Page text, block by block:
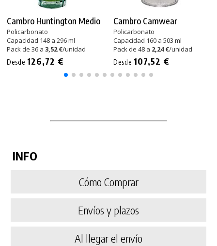
Cambro Huntington Medio
Policarbonato
Capacidad 148 a 296 ml
Pack de 36 a 3,52 €/unidad
Desde 126,72 €
Cambro Camwear
Policarbonato
Capacidad 160 a 503 ml
Pack de 48 a 2,24 €/unidad
Desde 107,52 €
INFO
Cómo Comprar
Envíos y plazos
Al llegar el envío